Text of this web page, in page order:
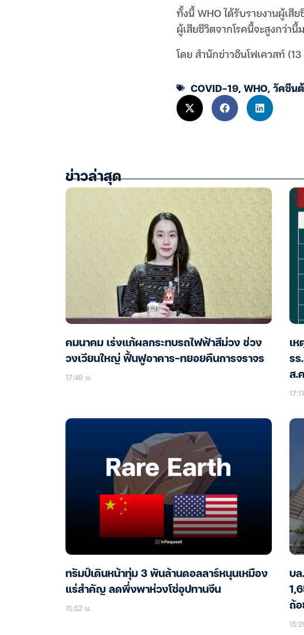
ทั้งนี้ WHO ได้รับรายงานผู้เสี
ผู้เสียชีวิตจากโรคนี้จะสูงกว่านี้
โดย สำนักข่าวอินโฟเควสท์
COVID-19,WHO,วัคซีน
ข่าวล่าสุด
คมนาคม เร่งแก้ผลกระทบรถไฟฟ้าสีม่วง ช่วง
วงเวียนใหญ่ ฟื้นฟูอาคาร-ทยอยคืนการจราจร
17:49 น.
เห
รร
ส.
ทรัมป์เดินหน้าทุ่ม 3 พันล้านดอลลาร์หนุนเหมือง
แร่สำคัญ ลดพึ่งพาห่วงโซ่อุปทานจีน
15:52 น.
บล
ถ้อ